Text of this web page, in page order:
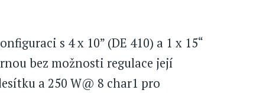
s 4 x 10” (DE 410) a 1 x 15“
bez možnosti regulace její
a 250 W@ 8 char1 pro